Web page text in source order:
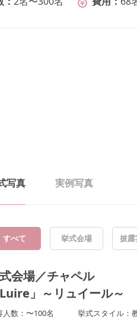
写真 実例写真
すべて 挙式会場 披
会場／チャペル
」～リュイール～
数： 〜100名 挙式スタイル：